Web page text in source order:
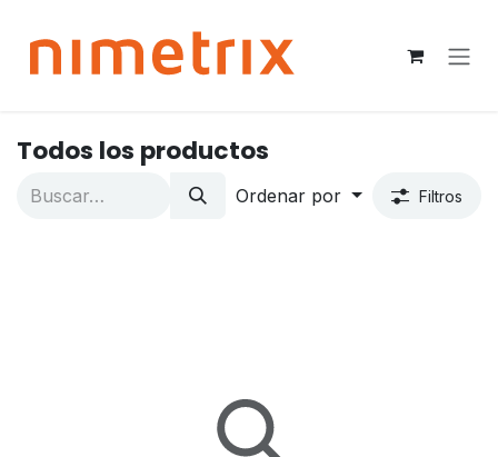
Todos los productos
Ordenar por Filtros